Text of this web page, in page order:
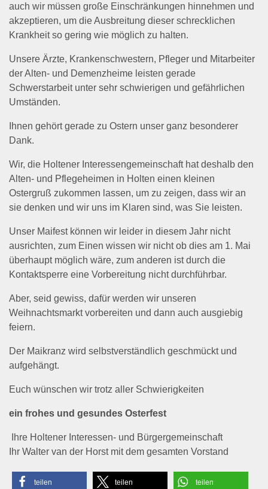
auch wir müssen große Einschränkungen hinnehmen und
akzeptieren, um die Ausbreitung dieser schrecklichen
Krankheit so gering wie möglich zu halten.
Unsere Ärzte, Krankenschwestern, Pfleger und Mitarbeiter
der Alten- und Demenzheime leisten gerade
Schwerstarbeit unter sehr schwierigen und gefährlichen
Umständen.
Ihnen gehört gerade zu Ostern unser ganz besonderer
Dank.
Wir, die Holtener Interessengemeinschaft hat deshalb den
Alten- und Pflegeheimen in Holten einen kleinen
Ostergruß zukommen lassen, um zu zeigen, dass wir an
sie denken und wir uns im Klaren sind, was Sie leisten.
Unser Maifest können wir leider in diesem Jahr nicht
ausrichten, zum Einen wissen wir nicht ob dies am 1. Mai
überhaupt möglich wäre, zum anderen ist durch die
Kontaktsperre eine Vorbereitung nicht durchführbar.
Aber, seid gewiss, dafür werden wir unseren
Weihnachtsmarkt vorbereiten und dann auch ausgiebig
feiern.
Der Maikranz wird selbstverständlich geschmückt und
aufgehängt.
Euch wünschen wir trotz aller Schwierigkeiten
ein frohes und gesundes Osterfest
Ihre Holtener Interessen- und Bürgergemeinschaft
Ihr Walter van der Horst mit dem gesamten Vorstand
teilen teilen teilen